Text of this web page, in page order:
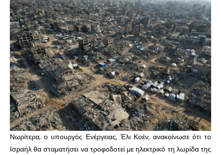
Νωρίτερα, ο υπουργός Ενέργειας, Έλι Κοέν, ανακοίνωσε ότι το
Ισραήλ θα σταματήσει να τροφοδοτεί με ηλεκτρικό τη λωρίδα της